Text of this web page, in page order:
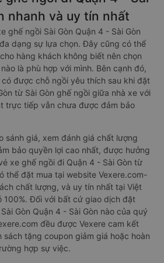
nhanh và uy tín nhất
ghế ngồi Sài Gòn Quận 4 - Sài Gòn
dạng sự lựa chọn. Đây cũng có thể
hàng khách không biết nên chọn
là phù hợp với mình. Bên cạnh đó,
được chỗ ngồi yêu thích sau khi đặt
từ Sài Gòn ghế ngồi giữa nhà xe với
trực tiếp vẫn chưa được đảm bảo
sánh giá, xem đánh giá chất lượng
bảo quyền lợi cao nhất, được hưởng
xe ghế ngồi đi Quận 4 - Sài Gòn từ
thể đặt mua tại website Vexere.com-
chất lượng, và uy tín nhất tại Việt
100%. Đối với bất cứ giao dịch đặt
Gòn Quận 4 - Sài Gòn nào của quý
đều được Vexere cam kết
sách tặng coupon giảm giá hoặc hoàn
hợp sự việc.